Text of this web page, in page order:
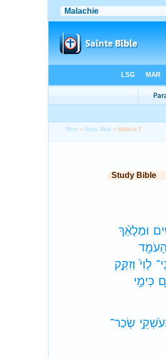
Bible > Study Bible > Malachi 3
Study Bible
וּמַלְאַ֨ךְ
הָעֹמֵ֖ד
לֵוִי֙ וְזִקַּ֣ק
כִּימֵ֣י
שְׂכַר־